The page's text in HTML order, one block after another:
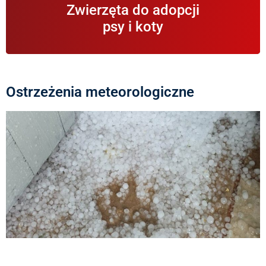
Zwierzęta do adopcji
psy i koty
schronisku i gotowych do adopcji.
Ostrzeżenia meteorologiczne